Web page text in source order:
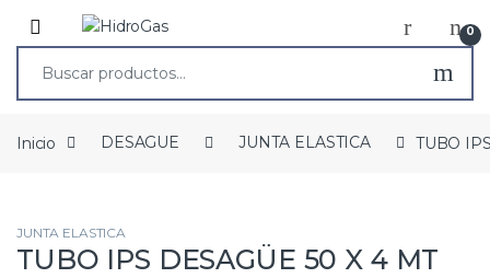
0
Inicio DESAGUE JUNTA ELASTICA TUBO
JUNTA ELASTICA
TUBO IPS DESAGÜE 50 X 4 MT